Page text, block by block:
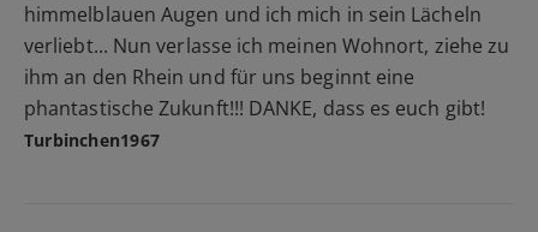
himmelblauen Augen und ich mich in sein Lächeln
verliebt... Nun verlasse ich meinen Wohnort, ziehe zu
ihm an den Rhein und für uns beginnt eine
phantastische Zukunft!!! DANKE, dass es euch gibt!
Turbinchen1967